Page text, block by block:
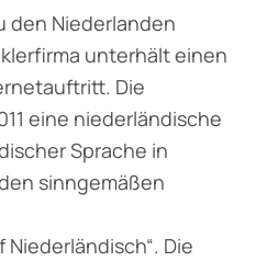
den Niederlanden
unterhält einen
Die
eine niederländische
Sprache in
sinngemäßen
Die